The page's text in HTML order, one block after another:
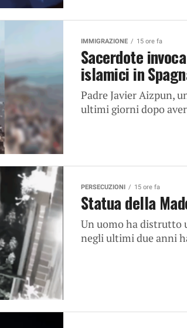
IMMIGRAZIONE 15 ore fa
Sacerdote
islamici in
Padre Javier Aizpun,
ultimi giorni dopo
PERSECUZIONI 15 ore fa
Statua della
Un uomo ha distrutto
negli ultimi due anni